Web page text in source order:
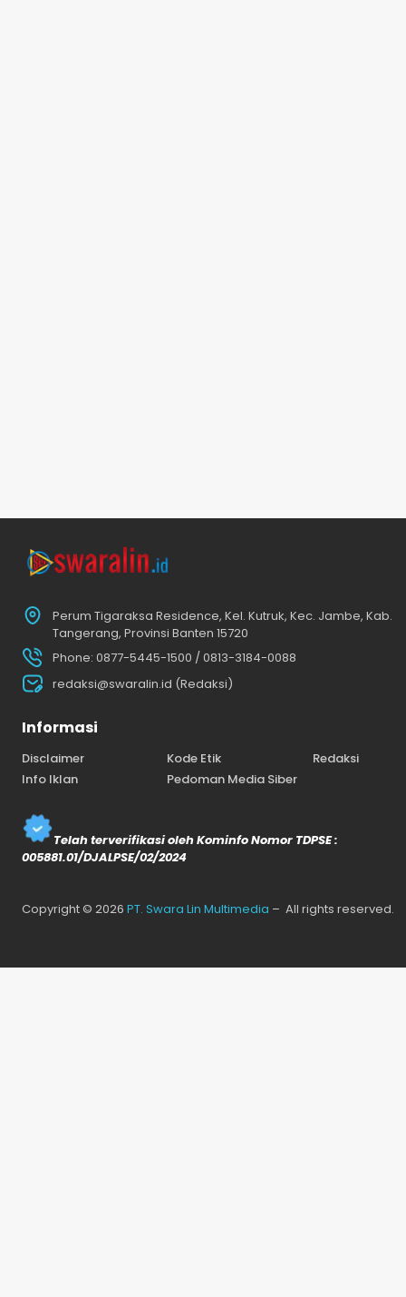
Perum Tigaraksa Residence, Kel. Kutruk, Kec. Jambe, Kab.
Tangerang, Provinsi Banten 15720
Phone: 0877-5445-1500 / 0813-3184-0088
redaksi@swaralin.id (Redaksi)
Informasi
Disclaimer Kode Etik
Redaksi
Info Iklan
Pedoman Media Siber
Telah terverifikasi oleh Kominfo Nomor TDPSE :
005881.01/DJALPSE/02/2024
Copyright © 2026 PT. Swara Lin Multimedia – All rights reserved.